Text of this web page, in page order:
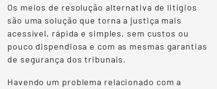
Os meios de resolução alternativa de litígios
são uma solução que torna a justiça mais
acessível, rápida e simples, sem custos ou
pouco dispendiosa e com as mesmas garantias
de segurança dos tribunais.
Havendo um problema relacionado com a